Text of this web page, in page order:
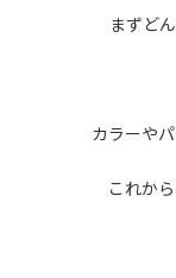
まずど
カラーや
これか